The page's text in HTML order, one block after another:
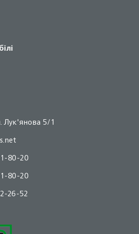
Лук'янова 5/1
80-20
80-20
26-52